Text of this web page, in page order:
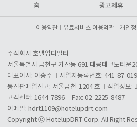
홈 광고제휴
이용약관 유료서비스 이용약관 개인
주식회사 호텔업디알티
서울특별시 금천구 가산동 691 대륭테크노타운
대표이사: 이송주
사업자등록번호: 441-87-
통신판매업신고: 서울금천-1204 호
직업정보:
고객센터: 1644-7896
Fax: 02-2225-8487
이메일: hdrt1109@hotelupdrt.com
Copyright ⓒ HotelupDRT Corp. All Right